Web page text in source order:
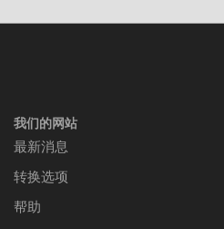
我们的网站
最新消息
转换选项
帮助